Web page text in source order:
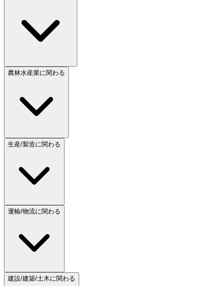
農林水産業に関わる
生産/製造に関わる
運輸/物流に関わる
建設/建築/土木に関わる